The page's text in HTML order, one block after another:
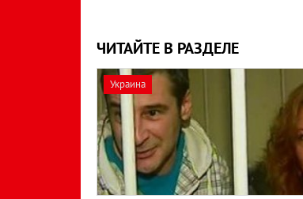
ЧИТАЙТЕ В РАЗДЕЛЕ
Украина